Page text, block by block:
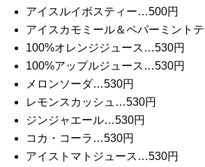
アイスルイボスティー…500円
アイスカモミール＆ペパーミント
100%オレンジジュース…530円
100%アップルジュース…530円
メロンソーダ…530円
レモンスカッシュ…530円
ジンジャエール…530円
コカ・コーラ…530円
アイストマトジュース…530円